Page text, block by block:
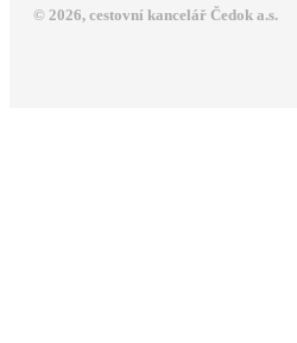
© 2026, cestovní kancelář Čedok a.s.